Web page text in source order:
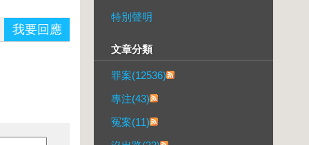
我要回應
特別聲明
文章分類
罪案(12536)
專注(43)
冤案(11)